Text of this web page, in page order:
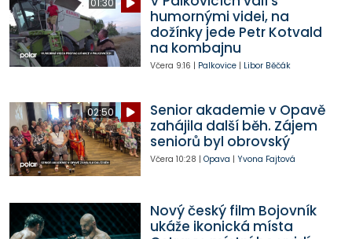
01:30
humornými videi, na
dožínky jede Petr Kotvald
na kombajnu
Včera 9:16 | Palkovice| Libor Běčák
02:50
Senior akademie v Opavě
zahájila další běh. Zájem
seniorů byl obrovský
Včera 10:28 | Opava | Yvona Fajtová
Nový český film Bojovník
ukáže ikonická místa